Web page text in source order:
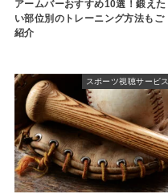
アームバーおすすめ10選！鍛えた
い部位別のトレーニング方法もご
紹介
スポーツ視聴サービス